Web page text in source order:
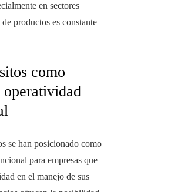
en sectores
productos es constante
como
operatividad
se han posicionado como
para empresas que
en el manejo de sus